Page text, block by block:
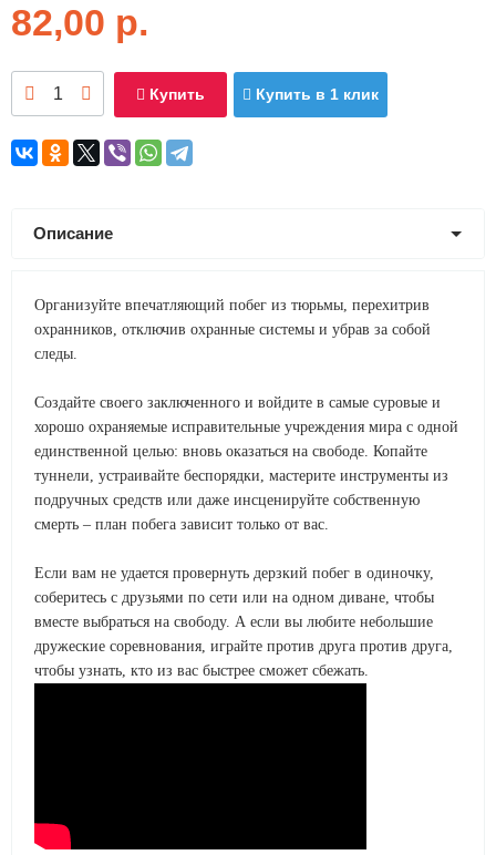
82,00 р.
Купить Купить в 1 клик
Описание
Организуйте впечатляющий побег из тюрьмы, перехитрив
охранников, отключив охранные системы и убрав за собой
следы.
Создайте своего заключенного и войдите в самые суровые и
хорошо охраняемые исправительные учреждения мира с одной
единственной целью: вновь оказаться на свободе. Копайте
туннели, устраивайте беспорядки, мастерите инструменты из
подручных средств или даже инсценируйте собственную
смерть – план побега зависит только от вас.
Если вам не удается провернуть дерзкий побег в одиночку,
соберитесь с друзьями по сети или на одном диване, чтобы
вместе выбраться на свободу. А если вы любите небольшие
дружеские соревнования, играйте против друга против друга,
чтобы узнать, кто из вас быстрее сможет сбежать.